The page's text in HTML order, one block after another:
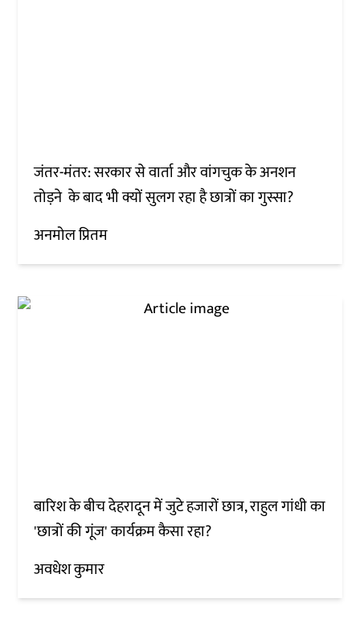
जंतर-मंतर: सरकार से वार्ता और वांगचुक के अनशन
तोड़ने के बाद भी क्यों सुलग रहा है छात्रों का गुस्सा?
अनमोल प्रितम
बारिश के बीच देहरादून में जुटे हजारों छात्र, राहुल गांधी का
'छात्रों की गूंज' कार्यक्रम कैसा रहा?
अवधेश कुमार